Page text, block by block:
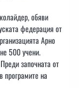
обяви
федерация от
Арно
500 учени.
започната от
програмите на